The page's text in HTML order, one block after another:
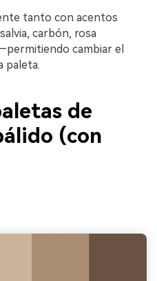
tanto con acentos
carbón, rosa
cambiar el
paleta.
de
(con